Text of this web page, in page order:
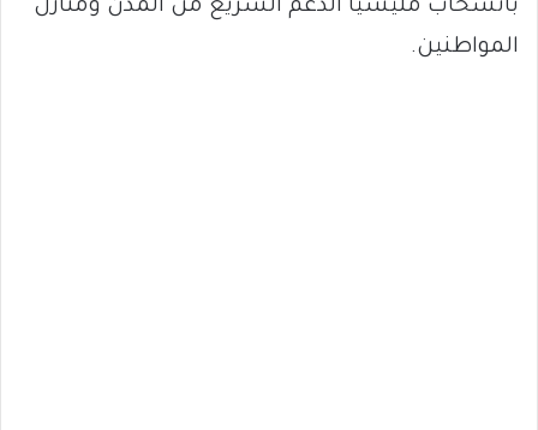
بانسحاب مليشيا الدعم السريع من المدن ومنازل
المواطنين.